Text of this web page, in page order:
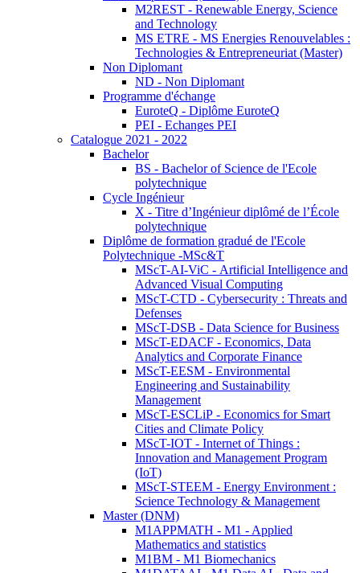
M2REST - Renewable Energy, Science
and Technology
MS ETRE - MS Energies Renouvelables :
Technologies & Entrepreneuriat (Master)
Non Diplomant
ND - Non Diplomant
Programme d'échange
EuroteQ - Diplôme EuroteQ
PEI - Echanges PEI
Catalogue 2021 - 2022
Bachelor
BS - Bachelor of Science de l'Ecole
polytechnique
Cycle Ingénieur
X - Titre d’Ingénieur diplômé de l’École
polytechnique
Diplôme de formation gradué de l'Ecole
Polytechnique -MSc&T
MScT-AI-ViC - Artificial Intelligence and
Advanced Visual Computing
MScT-CTD - Cybersecurity : Threats and
Defenses
MScT-DSB - Data Science for Business
MScT-EDACF - Economics, Data
Analytics and Corporate Finance
MScT-EESM - Environmental
Engineering and Sustainability
Management
MScT-ESCLiP - Economics for Smart
Cities and Climate Policy
MScT-IOT - Internet of Things :
Innovation and Management Program
(IoT)
MScT-STEEM - Energy Environment :
Science Technology & Management
Master (DNM)
M1APPMATH - M1 - Applied
Mathematics and statistics
M1BM - M1 Biomechanics